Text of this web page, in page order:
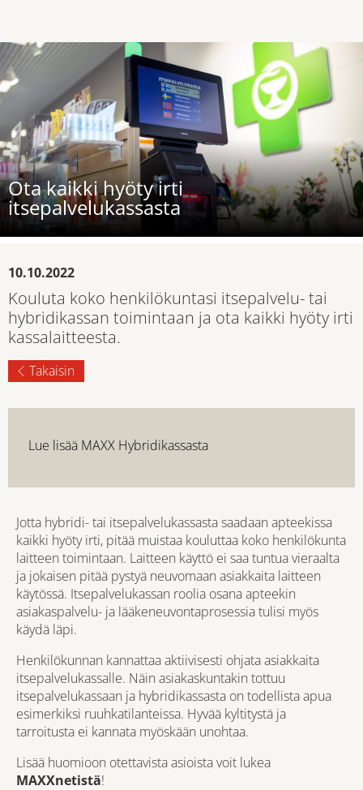
Ota kaikki hyöty irti
itsepalvelukassasta
10.10.2022
Kouluta koko henkilökuntasi itsepalvelu- tai
hybridikassan toimintaan ja ota kaikki hyöty irti
kassalaitteesta.
Takaisin
Lue lisää MAXX Hybridikassasta
Jotta hybridi- tai itsepalvelukassasta saadaan apteekissa
kaikki hyöty irti, pitää muistaa kouluttaa koko henkilökunta
laitteen toimintaan. Laitteen käyttö ei saa tuntua vieraalta
ja jokaisen pitää pystyä neuvomaan asiakkaita laitteen
käytössä. Itsepalvelukassan roolia osana apteekin
asiakaspalvelu- ja lääkeneuvontaprosessia tulisi myös
käydä läpi.
Henkilökunnan kannattaa aktiivisesti ohjata asiakkaita
itsepalvelukassalle. Näin asiakaskuntakin tottuu
itsepalvelukassaan ja hybridikassasta on todellista apua
esimerkiksi ruuhkatilanteissa. Hyvää kyltitystä ja
tarroitusta ei kannata myöskään unohtaa.
Lisää huomioon otettavista asioista voit lukea
MAXXnetistä!